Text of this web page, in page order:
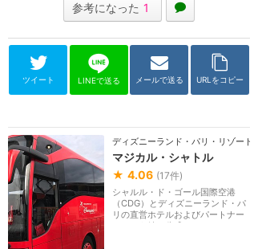
参考になった 1
ツイート LINEで送る メールで送る URLをコピー
ディズニーランド・パリ・リゾート
マジカル・シャトル
★ 4.06 (17件)
シャルル・ド・ゴール国際空港
（CDG）とディズニーランド・パ
リの直営ホテルおよびパートナー
ホテルを結ぶ公式シャ...